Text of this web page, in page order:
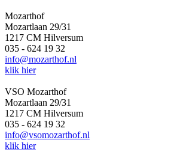
Mozarthof
Mozartlaan 29/31
1217 CM Hilversum
035 - 624 19 32
info@mozarthof.nl
klik hier
VSO Mozarthof
Mozartlaan 29/31
1217 CM Hilversum
035 - 624 19 32
info@vsomozarthof.nl
klik hier